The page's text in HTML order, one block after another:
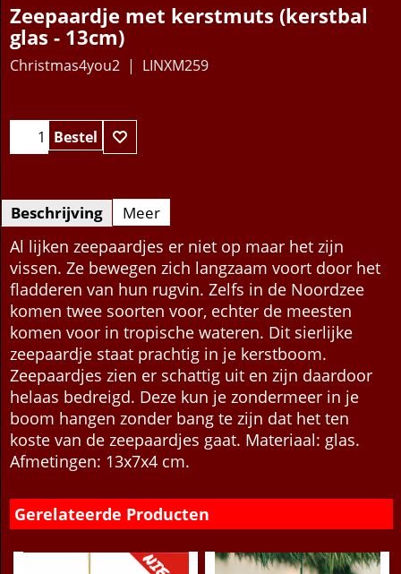
Zeepaardje met kerstmuts (kerstbal
glas - 13cm)
Christmas4you2 LINXM259
Beschrijving Meer
Al lijken zeepaardjes er niet op maar het zijn
vissen. Ze bewegen zich langzaam voort door het
fladderen van hun rugvin. Zelfs in de Noordzee
komen twee soorten voor, echter de meesten
komen voor in tropische wateren. Dit sierlijke
zeepaardje staat prachtig in je kerstboom.
Zeepaardjes zien er schattig uit en zijn daardoor
helaas bedreigd. Deze kun je zondermeer in je
boom hangen zonder bang te zijn dat het ten
koste van de zeepaardjes gaat. Materiaal: glas.